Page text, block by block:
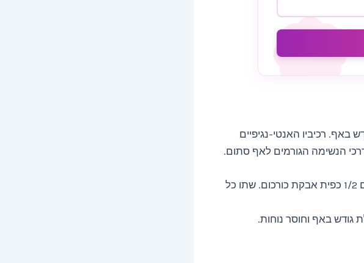
באף. רכיביו האנטי-נגיפיים
הנשימה הגורמים לאף סתום.
הרתיחו 2-3 שיני שום בכוס מים. ניתן להוסיף גם 1/2 כפית אבקת כורכום. שתו כל
גודש באף וחוסר נוחות.